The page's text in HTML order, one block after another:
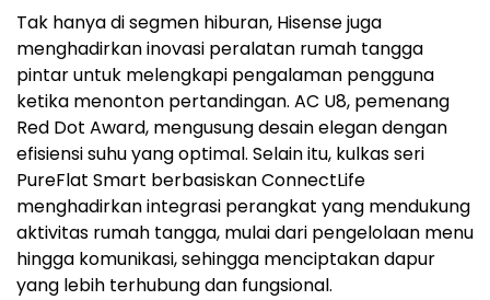
Tak hanya di segmen hiburan, Hisense juga
menghadirkan inovasi peralatan rumah tangga
pintar untuk melengkapi pengalaman pengguna
ketika menonton pertandingan. AC U8, pemenang
Red Dot Award, mengusung desain elegan dengan
efisiensi suhu yang optimal. Selain itu, kulkas seri
PureFlat Smart berbasiskan ConnectLife
menghadirkan integrasi perangkat yang mendukung
aktivitas rumah tangga, mulai dari pengelolaan menu
hingga komunikasi, sehingga menciptakan dapur
yang lebih terhubung dan fungsional.